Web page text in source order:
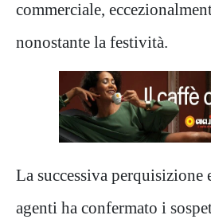
commerciale,
nonostante la festività.
La successiva perquisizione
agenti ha confermato i